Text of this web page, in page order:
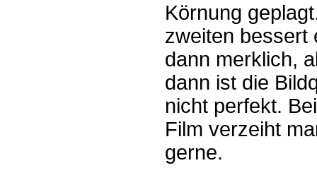
Körnung
zweiten bessert
dann merklich,
dann ist die
nicht perfekt.
Film verzeiht
gerne.